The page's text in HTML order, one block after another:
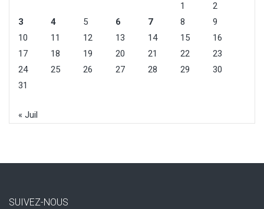
1
2
3
4 5 6 7 8
9
10
11 12 13 14 15
16
17
18 19 20 21 22
23
24
25 26 27 28 29
30
31
« Juil
SUIVEZ-NOUS